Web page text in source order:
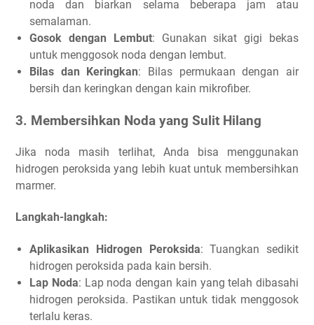
noda dan biarkan selama beberapa jam atau
semalaman.
Gosok dengan Lembut: Gunakan sikat gigi bekas
untuk menggosok noda dengan lembut.
Bilas dan Keringkan: Bilas permukaan dengan air
bersih dan keringkan dengan kain mikrofiber.
3. Membersihkan Noda yang Sulit Hilang
Jika noda masih terlihat, Anda bisa menggunakan
hidrogen peroksida yang lebih kuat untuk membersihkan
marmer.
Langkah-langkah:
Aplikasikan Hidrogen Peroksida: Tuangkan sedikit
hidrogen peroksida pada kain bersih.
Lap Noda: Lap noda dengan kain yang telah dibasahi
hidrogen peroksida. Pastikan untuk tidak menggosok
terlalu keras.